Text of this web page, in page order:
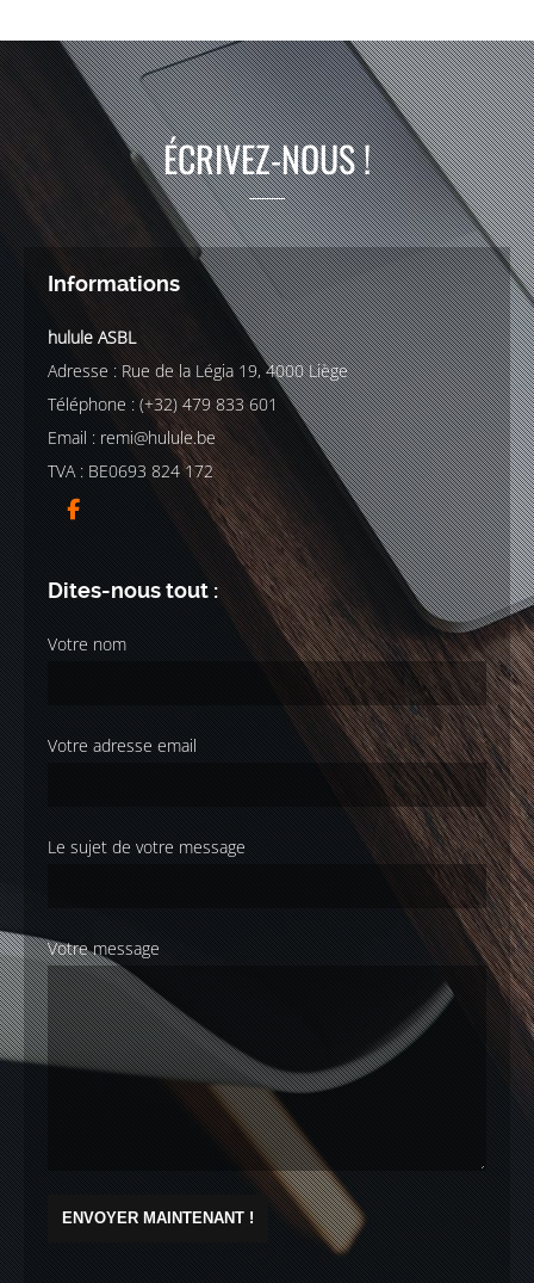
ÉCRIVEZ-NOUS !
Informations
hulule ASBL
Adresse : Rue de la Légia 19, 4000 Liège
Téléphone : (+32) 479 833 601
Email : remi@hulule.be
TVA : BE0693 824 172
Dites-nous tout :
Votre nom
Votre adresse email
Le sujet de votre message
Votre message